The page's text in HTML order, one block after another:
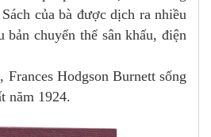
của bà được dịch ra nhiều
bản chuyển thể sân khấu, điện
Hodgson Burnett sống
năm 1924.